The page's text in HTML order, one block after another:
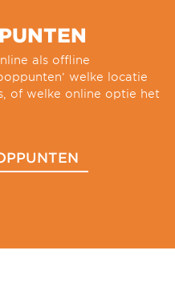
als offline
welke locatie
of welke online optie het